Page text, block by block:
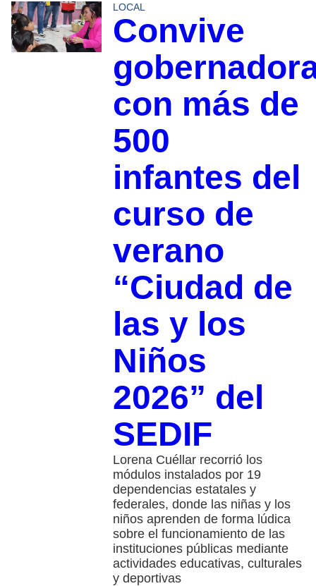
LOCAL
Convive
con más de
500
infantes del
curso de
verano
“Ciudad de
las y los
Niños
2026” del
SEDIF
Lorena Cuéllar recorrió los
módulos instalados por 19
dependencias estatales y
federales, donde las niñas y los
niños aprenden de forma lúdica
sobre el funcionamiento de las
instituciones públicas mediante
actividades educativas, culturales
y deportivas